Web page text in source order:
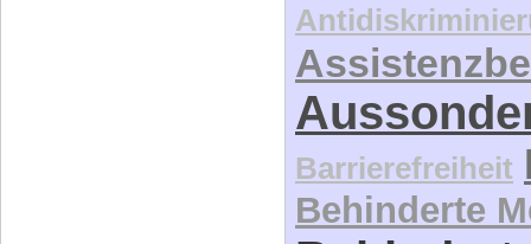
Barrierefreiheit
Behinderte